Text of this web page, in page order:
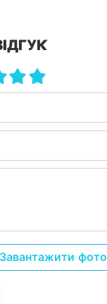
Завантажити фото